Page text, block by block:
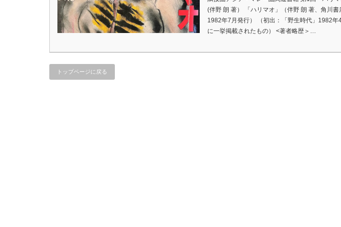
(伴野 朗 著） 「ハリマオ」（伴野 朗 著、角川書
1982年7月発行） （初出：「野生時代」1982年
に一挙掲載されたもの） <著者略歴＞…
トップページに戻る